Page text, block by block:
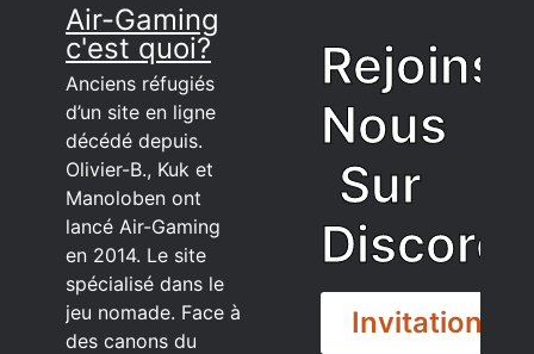
Air-Gaming
c'est quoi?
Anciens réfugiés
d’un site en ligne
décédé depuis.
Olivier-B., Kuk et
Manoloben ont
lancé Air-Gaming
en 2014. Le site
spécialisé dans le
jeu nomade. Face à
des canons du
Rejoins
Nous
Sur
Discord
Invitation